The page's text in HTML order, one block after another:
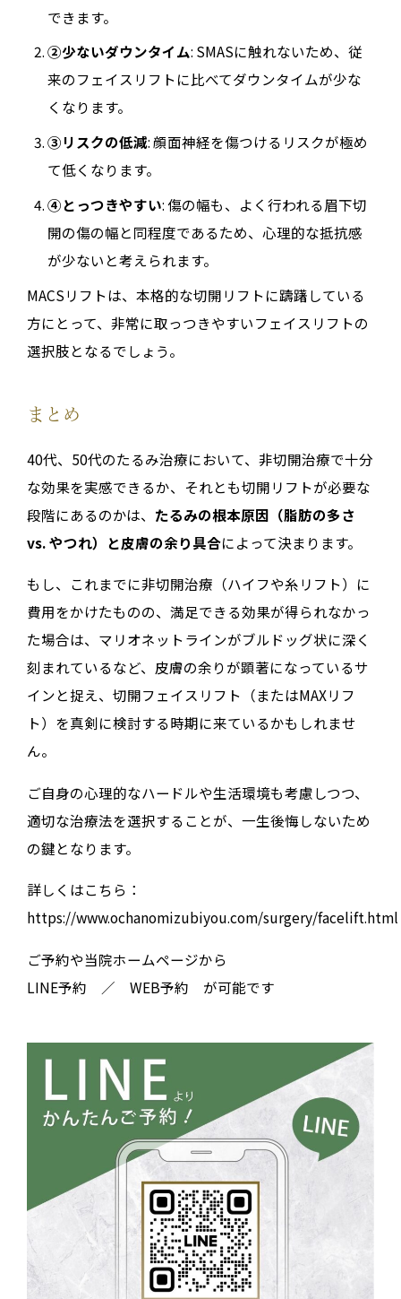
できます。
②少ないダウンタイム: SMASに触れないため、従
来のフェイスリフトに比べてダウンタイムが少な
くなります。
③リスクの低減: 顔面神経を傷つけるリスクが極め
て低くなります。
④とっつきやすい: 傷の幅も、よく行われる眉下切
開の傷の幅と同程度であるため、心理的な抵抗感
が少ないと考えられます。
MACSリフトは、本格的な切開リフトに躊躇している
方にとって、非常に取っつきやすいフェイスリフトの
選択肢となるでしょう。
まとめ
40代、50代のたるみ治療において、非切開治療で十分
な効果を実感できるか、それとも切開リフトが必要な
段階にあるのかは、 たるみの根本原因（脂肪の多さ
vs. やつれ）と皮膚の余り具合によって決まります。
もし、これまでに非切開治療（ハイフや糸リフト）に
費用をかけたものの、満足できる効果が得られなかっ
た場合は、マリオネットラインがブルドッグ状に深く
刻まれているなど、皮膚の余りが顕著になっているサ
インと捉え、切開フェイスリフト（またはMAXリフ
ト）を真剣に検討する時期に来ているかもしれませ
ん。
ご自身の心理的なハードルや生活環境も考慮しつつ、
適切な治療法を選択することが、一生後悔しないため
の鍵となります。
詳しくはこちら：
https://www.ochanomizubiyou.com/surgery/facelift.html
ご予約や当院ホームページから
LINE予約 ／ WEB予約 が可能です